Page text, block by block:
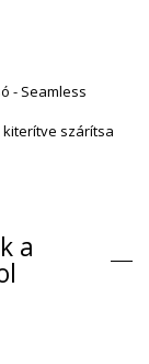
- Seamless
szárítsa
TEX -
16%
a